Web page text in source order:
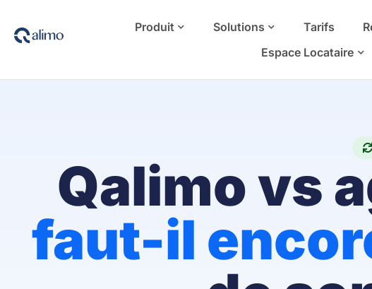
Produit Solutions Tarifs
Espace Locataire
Qalimo vs
faut-il